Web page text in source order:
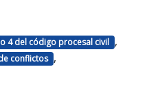
4 del código procesal civil ,
conflictos ,